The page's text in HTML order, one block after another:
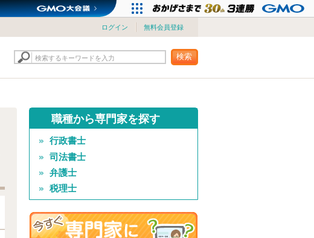
ログイン 無料会員登録
検索するキーワードを入力 検索
職種から専門家を探す
行政書士
司法書士
弁護士
税理士